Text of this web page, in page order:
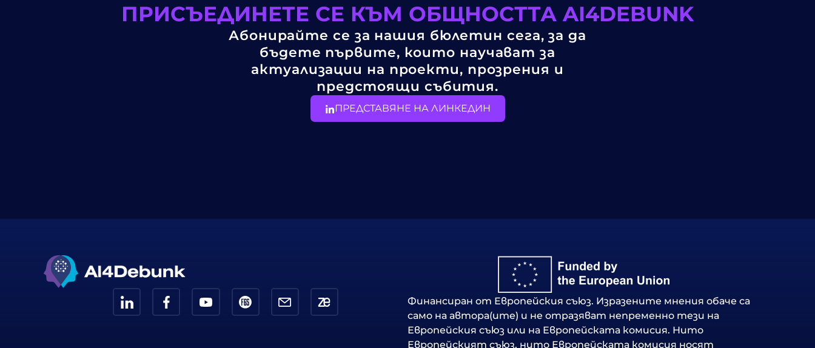
ПРИСЪЕДИНЕТЕ СЕ КЪМ ОБЩНОСТТА AI4DEBUNK
Абонирайте се за нашия бюлетин сега, за да
бъдете първите, които научават за
актуализации на проекти, прозрения и
предстоящи събития.
ПРЕДСТАВЯНЕ НА ЛИНКЕДИН
Финансиран от Европейския съюз. Изразените мнения обаче са
само на автора(ите) и не отразяват непременно тези на
Европейския съюз или на Европейската комисия. Нито
Европейският съюз, нито Европейската комисия носят